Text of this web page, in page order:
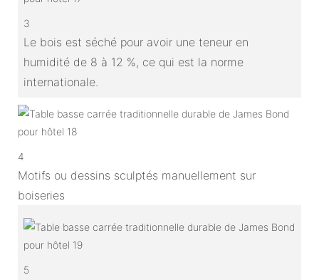
3
Le bois est séché pour avoir une teneur en
humidité de 8 à 12 %, ce qui est la norme
internationale.
4
Motifs ou dessins sculptés manuellement sur
boiseries
5